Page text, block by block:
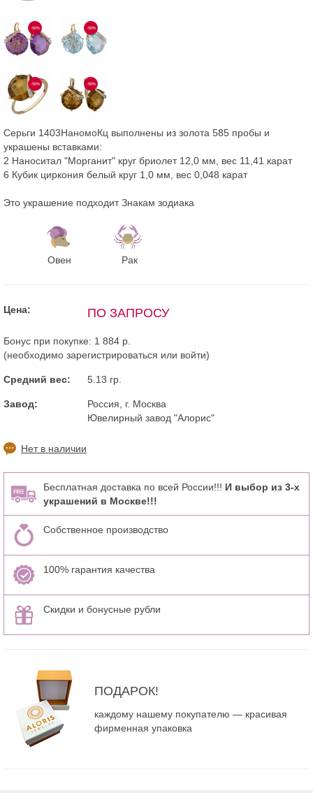
-50% -50%
-50% -50%
Серьги 1403НаномоКц выполнены из золота 585 пробы и
украшены вставками:
2 Наноситал "Морганит" круг бриолет 12,0 мм, вес 11,41 карат
6 Кубик циркония белый круг 1,0 мм, вес 0,048 карат
Это украшение подходит Знакам зодиака
Овен Рак
Цена: ПО ЗАПРОСУ
Бонус при покупке: 1 884 р.
(необходимо зарегистрироваться или войти)
Средний вес: 5.13 гр.
Завод:
Россия, г. Москва
Ювелирный завод "Алорис"
Нет в наличии
Бесплатная доставка по всей России!!! И выбор из 3-х
украшений в Москве!!!
Собственное производство
100% гарантия качества
Скидки и бонусные рубли
ПОДАРОК!
каждому нашему покупателю — красивая
фирменная упаковка